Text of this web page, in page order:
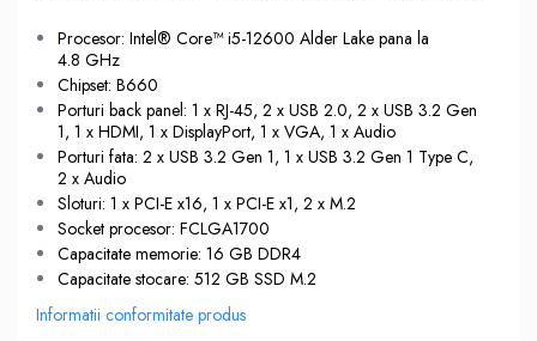
Procesor: Intel® Core™ i5-12600 Alder Lake pana la
4.8 GHz
Chipset: B660
Porturi back panel: 1 x RJ-45, 2 x USB 2.0, 2 x USB 3.2 Gen
1, 1 x HDMI, 1 x DisplayPort, 1 x VGA, 1 x Audio
Porturi fata: 2 x USB 3.2 Gen 1, 1 x USB 3.2 Gen 1 Type C,
2 x Audio
Sloturi: 1 x PCI-E x16, 1 x PCI-E x1, 2 x M.2
Socket procesor: FCLGA1700
Capacitate memorie: 16 GB DDR4
Capacitate stocare: 512 GB SSD M.2
Informatii conformitate produs